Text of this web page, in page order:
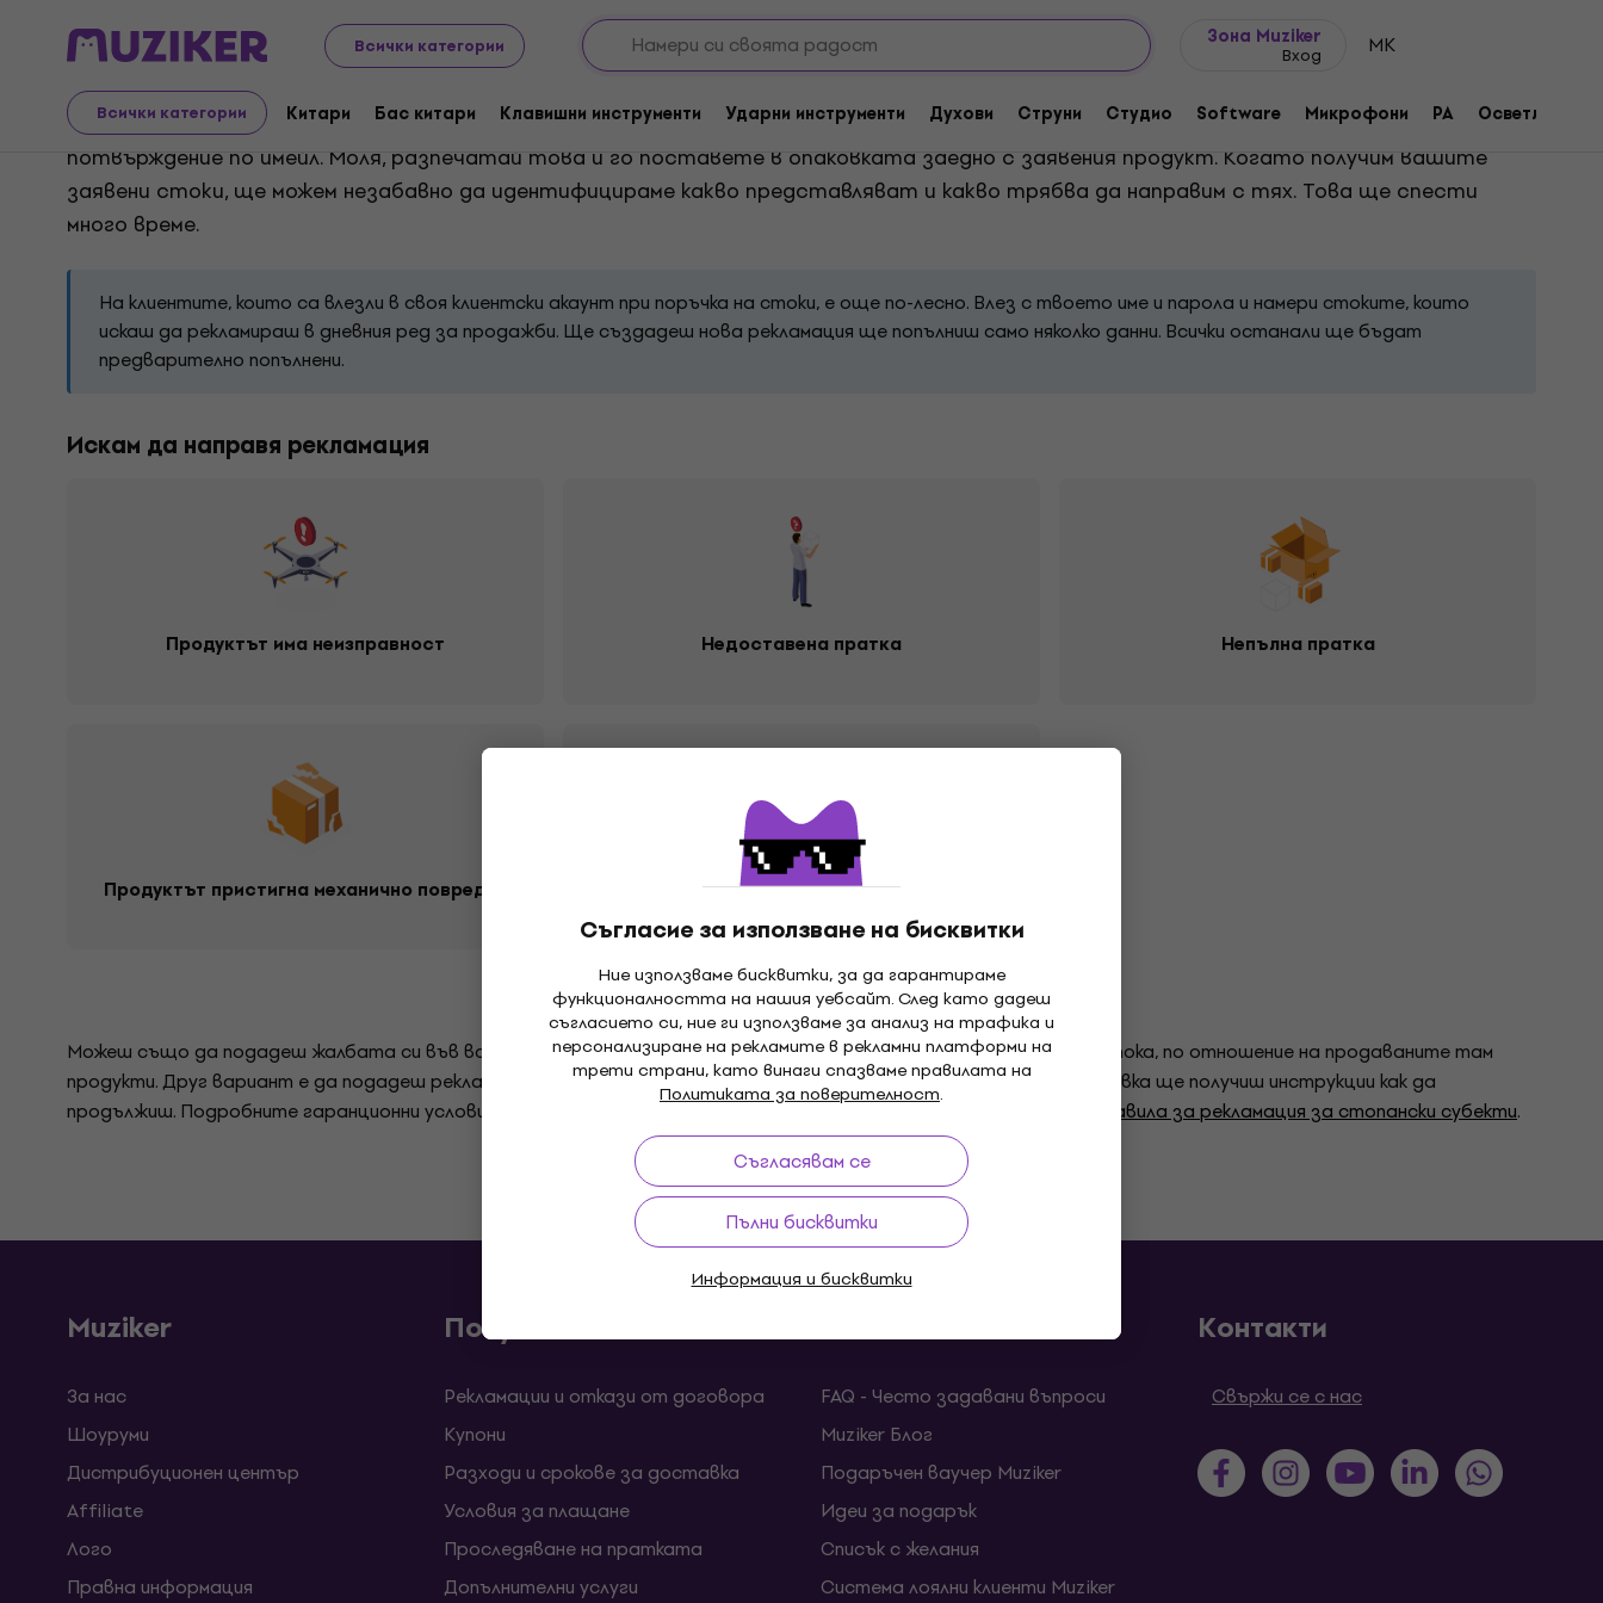
Всички категории
Зона Muziker
Вход MK
Всички категории Китари Бас китари Клавишни инструменти Ударни инструменти Духови Струни Студио Software Микрофони PA Осветление
Съгласие за използване на бисквитки
Ние използваме бисквитки, за да гарантираме
функционалността на нашия уебсайт. След като дадеш
съгласието си, ние ги използваме за анализ на трафика и
персонализиране на рекламите в рекламни платформи на
трети страни, като винаги спазваме правилата на
Политиката за поверителност.
Съгласявам се
Пълни бисквитки
Информация и бисквитки
Рекламация
Избери вида на рекламацията, според проблема, който имаш с продукта. Попълването на формуляра ще доведе до получаване на
потвърждение по имейл. Моля, разпечатай това и го поставете в опаковката заедно с заявения продукт. Когато получим вашите
заявени стоки, ще можем незабавно да идентифицираме какво представляват и какво трябва да направим с тях. Това ще спести
много време.
На клиентите, които са влезли в своя клиентски акаунт при поръчка на стоки, е още по-лесно. Влез с твоето име и парола и намери стоките, които
искаш да рекламираш в дневния ред за продажби. Ще създадеш нова рекламация ще попълниш само няколко данни. Всички останали ще бъдат
предварително попълнени.
Искам да направя рекламация
Продуктът има неизправност Недоставена пратка Непълна пратка
Продуктът пристигна механично повреден Изпратихте ми грешен продукт
Можеш също да подадеш жалбата си във всеки магазин на Muziker, където е възможно да получиш заявената стока, по отношение на продаваните там
продукти. Друг вариант е да подадеш рекламация по имейл на адрес[email protected]. В отговор на твоята заявка ще получиш инструкции как да
продължиш. Подробните гаранционни условия са публикувани в Правила за рекламация за потребители Правила за рекламация за стопански субекти.
Muziker
За нас
Шоуруми
Дистрибуционен център
Affiliate
Лого
Правна информация
Покупка
Рекламации и откази от договора
Kупони
Разходи и срокове за доставка
Условия за плащане
Проследяване на пратката
Допълнителни услуги
Полезни линкове
FAQ - Често задавани въпроси
Muziker Блог
Подаръчен ваучер Muziker
Идеи за подарък
Списък с желания
Система лоялни клиенти Muziker
Контакти
Свържи се с нас